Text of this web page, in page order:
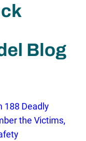
Blog